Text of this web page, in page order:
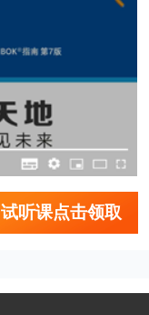
试听课点击领取